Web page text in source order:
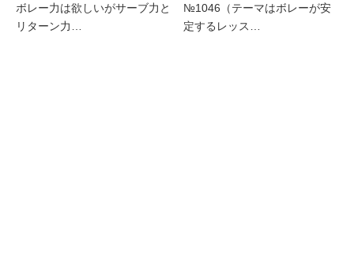
ボレー力は欲しいがサーブ力と
リターン力…
№1046（テーマはボレーが安
定するレッス…